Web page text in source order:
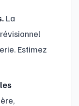
La
Estimez